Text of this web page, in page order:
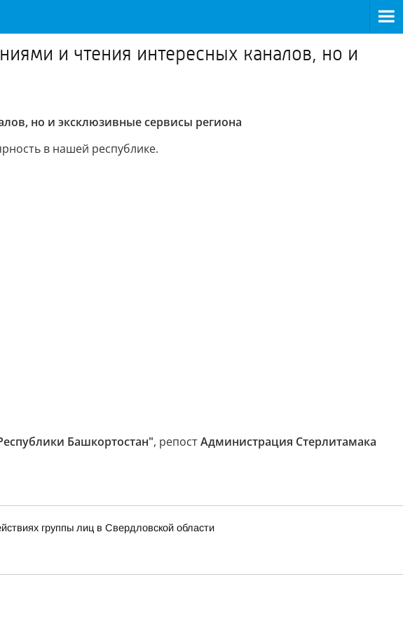
и чтения интересных каналов, но и
но и эксклюзивные сервисы региона
в нашей республике.
Башкортостан", репостАдминистрация Стерлитамака
группы лиц в Свердловской области